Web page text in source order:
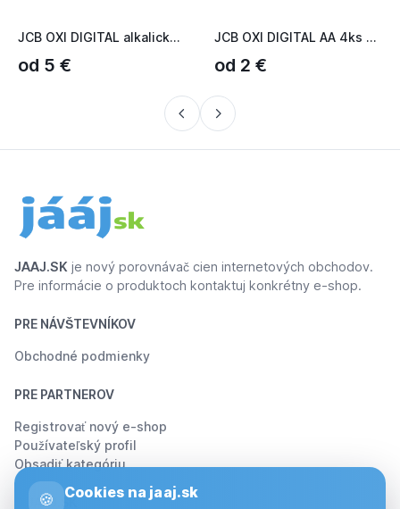
JCB OXI DIGITAL alkalická batéria LR06/AA, blister 4 ks (JCB...
od 5 €
JCB OXI DIGITAL AA 4ks JCB-LR06OXI-4B
od 2 €
JAAJ.SK je nový porovnávač cien internetových obchodov.
Pre informácie o produktoch kontaktuj konkrétny e-shop.
PRE NÁVŠTEVNÍKOV
Obchodné podmienky
PRE PARTNEROV
Registrovať nový e-shop
Používateľský profil
Obsadiť kategóriu
O JÁÁJ.SK
🍪 Cookies na jaaj.sk